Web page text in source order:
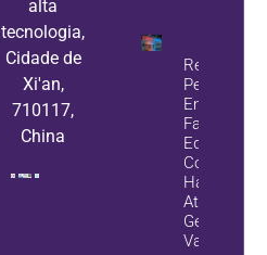
alta
tecnologia,
Cidade de
Xi'an,
710117,
China
Reduza A
Perda De
Energia E
Falhas De
Com Filtros
Ativos E
Geradores
Var